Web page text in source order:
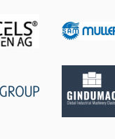
Manuell
slidjustering